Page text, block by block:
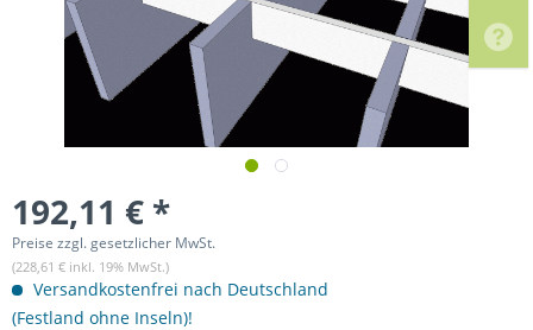
192,11 € *
Preise zzgl. gesetzlicher MwSt.
(228,61 € inkl. 19% MwSt.)
Versandkostenfrei nach Deutschland
(Festland ohne Inseln)!